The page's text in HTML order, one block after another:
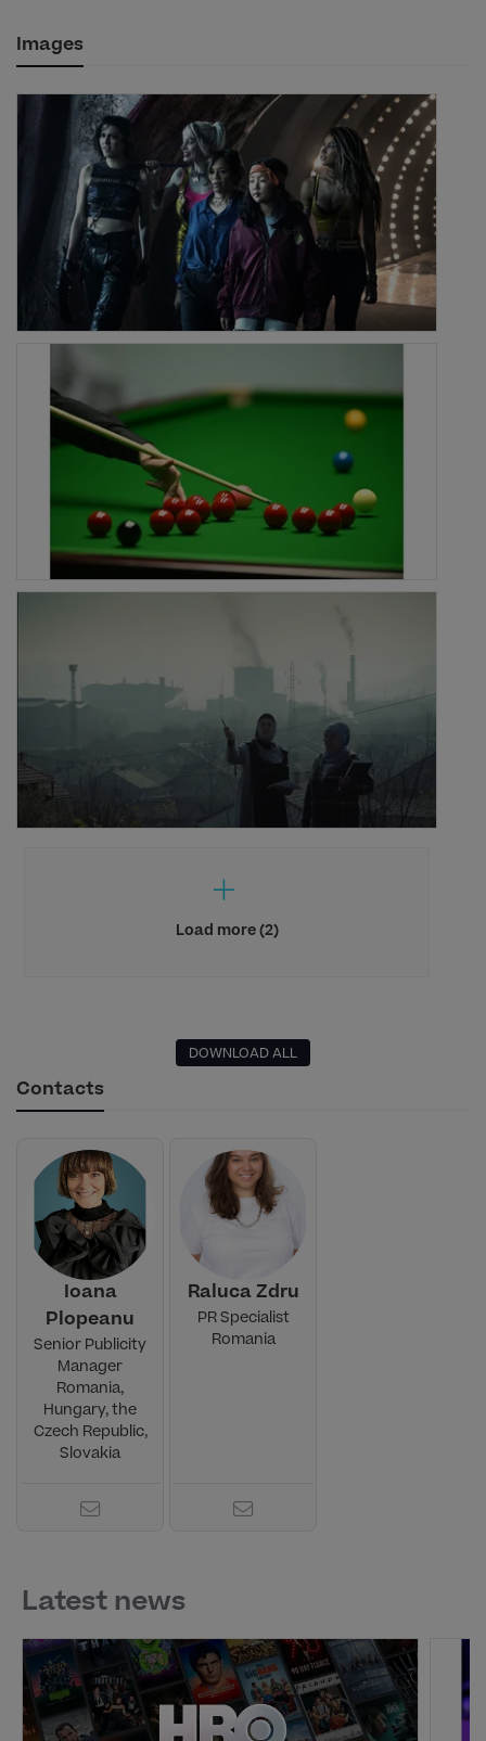
Images
Load more (2)
DOWNLOAD ALL
Contacts
Ioana
Plopeanu
Senior Publicity
Manager
Romania,
Hungary, the
Czech Republic,
Slovakia
Raluca Zdru
PR Specialist
Romania
Latest news